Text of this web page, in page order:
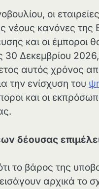
οι
νέους κανόνες
και οι έμποροι
Δεκεμβρίου
αυτός χρόνος
την ενίσχυση του
και οι
δέουσας
το βάρος της
αρχικά το